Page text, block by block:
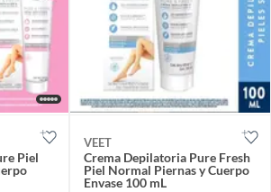
Piel
VEET
Crema Depilatoria Pure Fresh
Piel Normal Piernas y Cuerpo
Envase 100 mL